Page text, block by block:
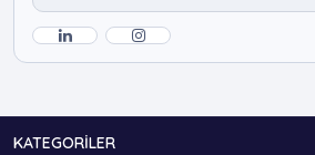
KATEGORILER